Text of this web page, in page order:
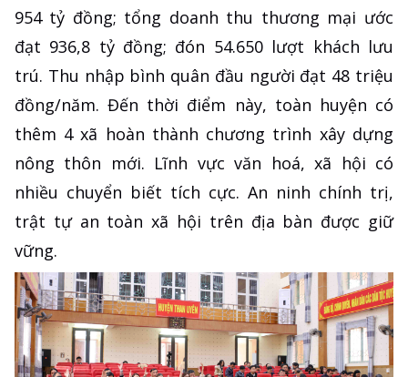
954 tỷ đồng; tổng doanh thu thương mại ước
đạt 936,8 tỷ đồng; đón 54.650 lượt khách lưu
trú. Thu nhập bình quân đầu người đạt 48 triệu
đồng/năm. Đến thời điểm này, toàn huyện có
thêm 4 xã hoàn thành chương trình xây dựng
nông thôn mới. Lĩnh vực văn hoá, xã hội có
nhiều chuyển biết tích cực. An ninh chính trị,
trật tự an toàn xã hội trên địa bàn được giữ
vững.